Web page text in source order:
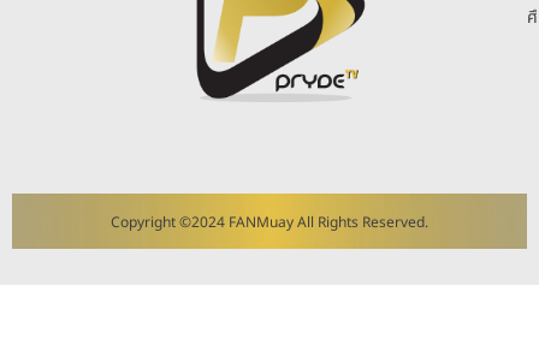
Copyright ©2024 FANMuay All Rights Reserved.